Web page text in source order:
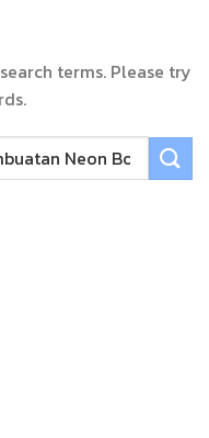
terms. Please try